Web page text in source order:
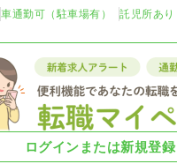
車通勤可（駐車場有） 託児所あり
ログインまたは新規登録